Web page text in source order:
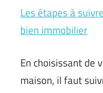
Les étapes à
bien immobilier
En choisissant de
maison, il faut